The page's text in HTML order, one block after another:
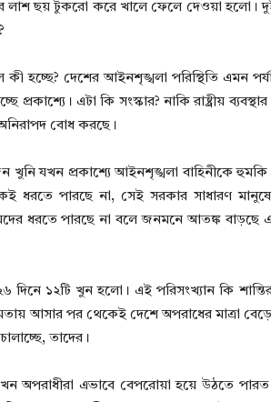
ছয় টুকরো করে খালে ফেলে দেওয়া হলো।
হচ্ছে? দেশের আইনশৃঙ্খলা পরিস্থিতি এমন
এটা কি সংস্কার? নাকি রাষ্ট্রীয়
বোধ করছে।
খুনি যখন প্রকাশ্যে আইনশৃঙ্খলা বাহিনীকে
ধরতে পারছে না, সেই সরকার সাধারণ
ধরতে পারছে না বলে জনমনে আতঙ্ক বাড়ছে
১২টি খুন হলো। এই পরিসংখ্যান কি
পর থেকেই দেশে অপরাধের মাত্রা
তাদের।
এভাবে বেপরোয়া হয়ে উঠতে পারত